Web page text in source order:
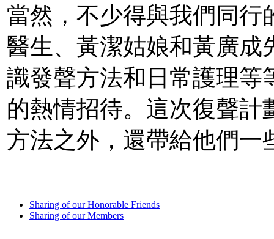
當然，不少得與我們同行
醫生、黃潔姑娘和黃廣成
識發聲方法和日常護理
的熱情招待。這次復聲計
方法之外，還帶給他們一
Sharing of our Honorable Friends
Sharing of our Members